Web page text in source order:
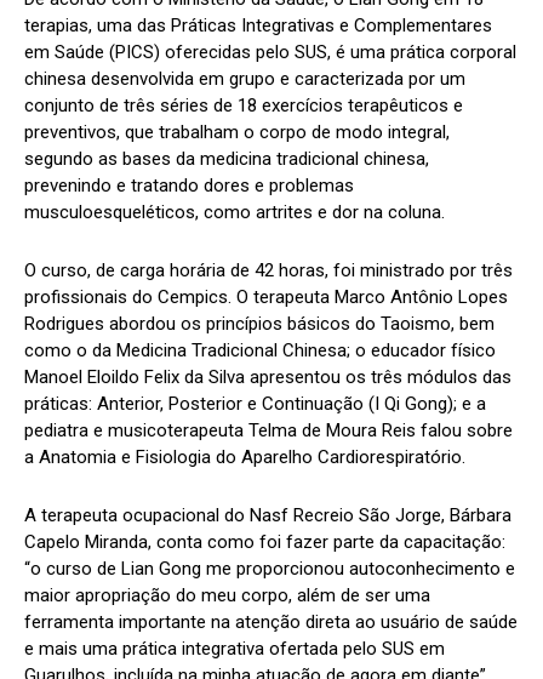
terapias, uma das Práticas Integrativas e Complementares
em Saúde (PICS) oferecidas pelo SUS, é uma prática corporal
chinesa desenvolvida em grupo e caracterizada por um
conjunto de três séries de 18 exercícios terapêuticos e
preventivos, que trabalham o corpo de modo integral,
segundo as bases da medicina tradicional chinesa,
prevenindo e tratando dores e problemas
musculoesqueléticos, como artrites e dor na coluna.
O curso, de carga horária de 42 horas, foi ministrado por três
profissionais do Cempics. O terapeuta Marco Antônio Lopes
Rodrigues abordou os princípios básicos do Taoismo, bem
como o da Medicina Tradicional Chinesa; o educador físico
Manoel Eloildo Felix da Silva apresentou os três módulos das
práticas: Anterior, Posterior e Continuação (I Qi Gong); e a
pediatra e musicoterapeuta Telma de Moura Reis falou sobre
a Anatomia e Fisiologia do Aparelho Cardiorespiratório.
A terapeuta ocupacional do Nasf Recreio São Jorge, Bárbara
Capelo Miranda, conta como foi fazer parte da capacitação:
“o curso de Lian Gong me proporcionou autoconhecimento e
maior apropriação do meu corpo, além de ser uma
ferramenta importante na atenção direta ao usuário de saúde
e mais uma prática integrativa ofertada pelo SUS em